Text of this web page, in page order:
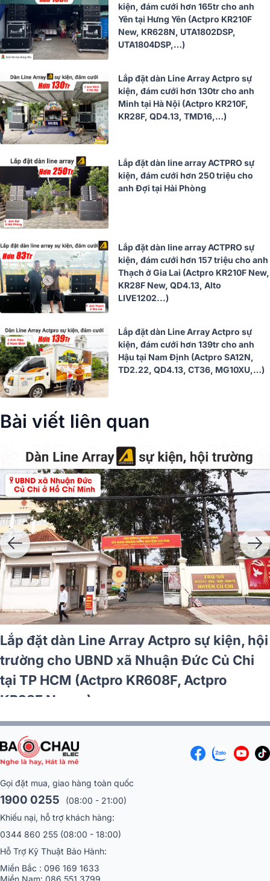
kiện, đám cưới hơn 165tr cho anh
Yên tại Hưng Yên (Actpro KR210F
New, KR628N, UTA1802DSP,
UTA1804DSP,…)
Lắp đặt dàn Line Array Actpro sự
kiện, đám cưới hơn 130tr cho anh
Minh tại Hà Nội (Actpro KR210F,
KR28F, QD4.13, TMD16,…)
Lắp đặt dàn line array ACTPRO sự
kiện, đám cưới hơn 250 triệu cho
anh Đợi tại Hải Phòng
Lắp đặt dàn line array ACTPRO sự
kiện, đám cưới hơn 157 triệu cho anh
Thạch ở Gia Lai (Actpro KR210F New,
KR28F New, QD4.13, Alto
LIVE1202...)
Lắp đặt dàn Line Array Actpro sự
kiện, đám cưới hơn 139tr cho anh
Hậu tại Nam Định (Actpro SA12N,
TD2.22, QD4.13, CT36, MG10XU,…)
Bài viết liên quan
Lắp đặt dàn Line Array Actpro sự kiện,
sân khấu cho Trường PT DTNT Tuyên
Quang (Actpro KR210F New, KR28F New,
UTA1802DSP,…)
Gọi đặt mua, giao hàng toàn quốc
1900 0255
(08:00 - 21:00)
Khiếu nại, hỗ trợ khách hàng:
0344 860 255 (08:00 - 18:00)
Hỗ Trợ Kỹ Thuật Bảo Hành:
Miền Bắc : 096 169 1633
Miền Nam: 086 551 3799